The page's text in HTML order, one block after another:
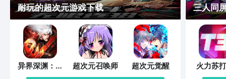
耐玩的超次元游戏下载
异界深渊：觉
醒
超次元召唤师
超次元觉醒
三人同
火力苏